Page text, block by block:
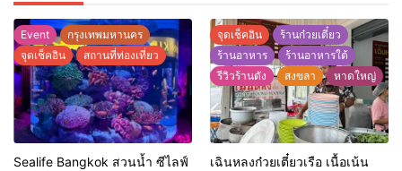
Event
กรุงเทพมหานคร
จุดเช็คอิน
สถานที่ท่องเที่ยว
Sealife Bangkok สวนน้ำ ซีไลฟ์
จุดเช็คอิน
ร้านก๋วยเตี๋ยว
ร้านอาหาร
ร้านอาหารใต้
รีวิวร้านดัง
สงขลา หาดใหญ่
เฉินหลงก๋วยเตี๋ยวเรือ เนื้อเน้น